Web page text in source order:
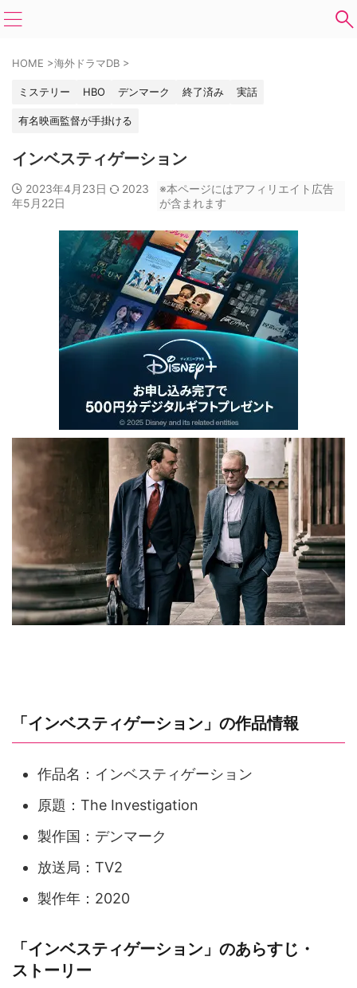
HOME >海外ドラマDB >
ミステリー HBO デンマーク 終了済み 実話
有名映画監督が手掛ける
インベスティゲーション
2023年4月23日
2023
年5月22日
※本ページにはアフィリエイト広告
が含まれます
「インベスティゲーション」の作品情報
作品名：インベスティゲーション
原題：The Investigation
製作国：デンマーク
放送局：TV2
製作年：2020
「インベスティゲーション」のあらすじ・
ストーリー